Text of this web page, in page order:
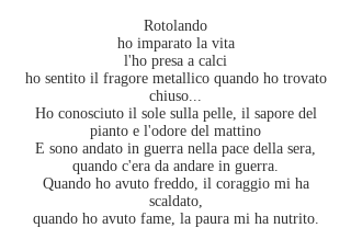
Rotolando
ho imparato la vita
l'ho presa a calci
ho sentito il fragore metallico quando ho trovato
chiuso...
Ho conosciuto il sole sulla pelle, il sapore del
pianto e l'odore del mattino
E sono andato in guerra nella pace della sera,
quando c'era da andare in guerra.
Quando ho avuto freddo, il coraggio mi ha
scaldato,
quando ho avuto fame, la paura mi ha nutrito.